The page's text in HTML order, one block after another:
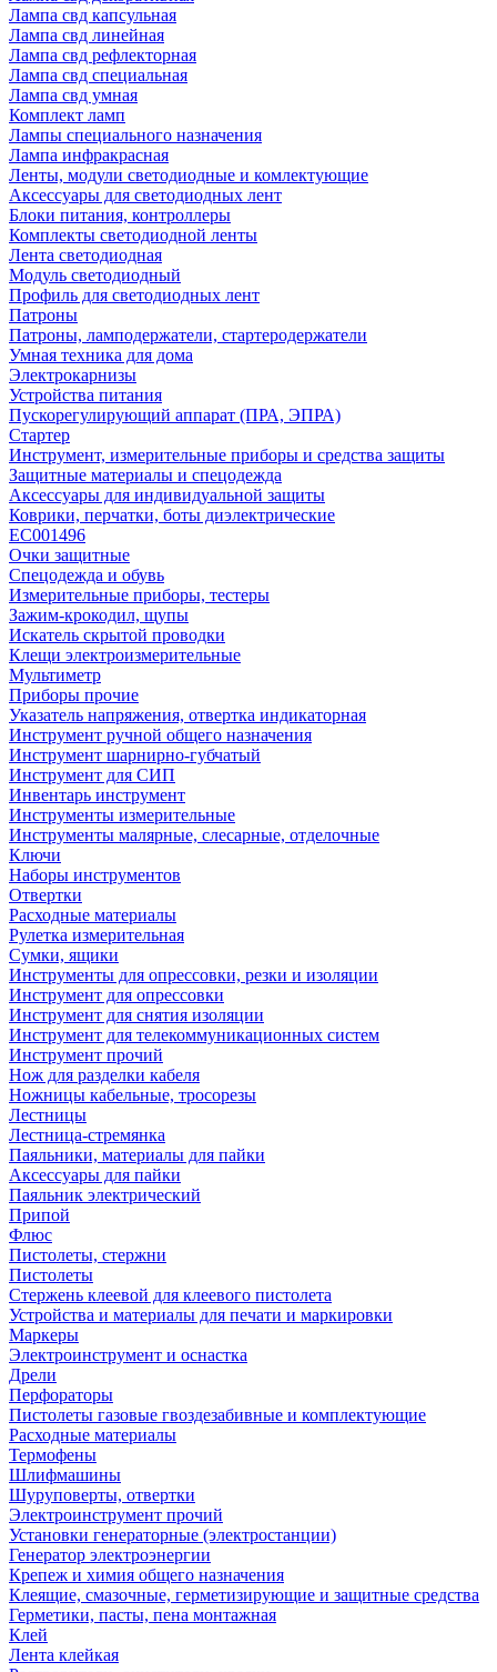
Лампа свд капсульная
Лампа свд линейная
Лампа свд рефлекторная
Лампа свд специальная
Лампа свд умная
Комплект ламп
Лампы специального назначения
Лампа инфракрасная
Ленты, модули светодиодные и комлектующие
Аксессуары для светодиодных лент
Блоки питания, контроллеры
Комплекты светодиодной ленты
Лента светодиодная
Модуль светодиодный
Профиль для светодиодных лент
Патроны
Патроны, ламподержатели, стартеродержатели
Умная техника для дома
Электрокарнизы
Устройства питания
Пускорегулирующий аппарат (ПРА, ЭПРА)
Стартер
Инструмент, измерительные приборы и средства защиты
Защитные материалы и спецодежда
Аксессуары для индивидуальной защиты
Коврики, перчатки, боты диэлектрические
EC001496
Очки защитные
Спецодежда и обувь
Измерительные приборы, тестеры
Зажим-крокодил, щупы
Искатель скрытой проводки
Клещи электроизмерительные
Мультиметр
Приборы прочие
Указатель напряжения, отвертка индикаторная
Инструмент ручной общего назначения
Инструмент шарнирно-губчатый
Инструмент для СИП
Инвентарь инструмент
Инструменты измерительные
Инструменты малярные, слесарные, отделочные
Ключи
Наборы инструментов
Отвертки
Расходные материалы
Рулетка измерительная
Сумки, ящики
Инструменты для опрессовки, резки и изоляции
Инструмент для опрессовки
Инструмент для снятия изоляции
Инструмент для телекоммуникационных систем
Инструмент прочий
Нож для разделки кабеля
Ножницы кабельные, тросорезы
Лестницы
Лестница-стремянка
Паяльники, материалы для пайки
Аксессуары для пайки
Паяльник электрический
Припой
Флюс
Пистолеты, стержни
Пистолеты
Стержень клеевой для клеевого пистолета
Устройства и материалы для печати и маркировки
Маркеры
Электроинструмент и оснастка
Дрели
Перфораторы
Пистолеты газовые гвоздезабивные и комплектующие
Расходные материалы
Термофены
Шлифмашины
Шуруповерты, отвертки
Электроинструмент прочий
Установки генераторные (электростанции)
Генератор электроэнергии
Крепеж и химия общего назначения
Клеящие, смазочные, герметизирующие и защитные средства
Герметики, пасты, пена монтажная
Клей
Лента клейкая